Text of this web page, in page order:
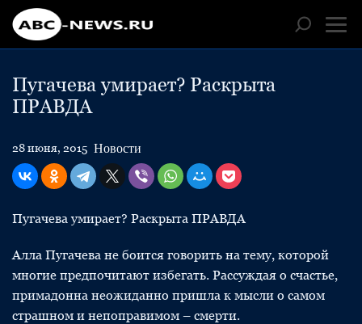
Пугачева умирает? Раскрыта
ПРАВДА
28 июня, 2015 Новости
Пугачева умирает? Раскрыта ПРАВДА
Алла Пугачева не боится говорить на тему, которой
многие предпочитают избегать. Рассуждая о счастье,
примадонна неожиданно пришла к мысли о самом
страшном и непоправимом – смерти.